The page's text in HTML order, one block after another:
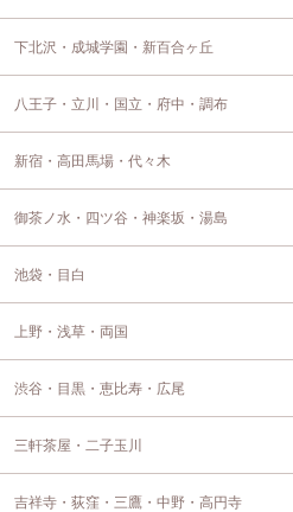
下北沢・成城学園・新百合ヶ丘
八王子・立川・国立・府中・調布
新宿・高田馬場・代々木
御茶ノ水・四ツ谷・神楽坂・湯島
池袋・目白
上野・浅草・両国
渋谷・目黒・恵比寿・広尾
三軒茶屋・二子玉川
吉祥寺・荻窪・三鷹・中野・高円寺